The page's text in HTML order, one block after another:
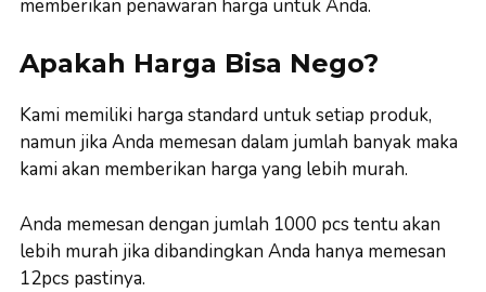
memberikan penawaran harga untuk Anda.
Apakah Harga Bisa Nego?
Kami memiliki harga standard untuk setiap produk,
namun jika Anda memesan dalam jumlah banyak maka
kami akan memberikan harga yang lebih murah.
Anda memesan dengan jumlah 1000 pcs tentu akan
lebih murah jika dibandingkan Anda hanya memesan
12pcs pastinya.